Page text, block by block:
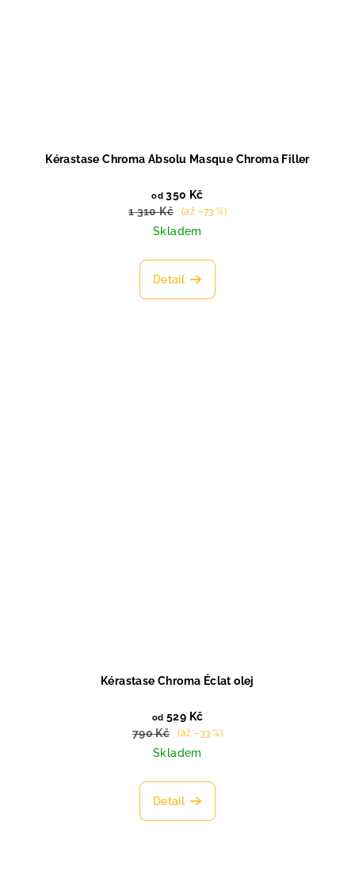
Kérastase Chroma Absolu Masque Chroma Filler
od 350 Kč
1 310 Kč
(až –73 %)
Skladem
Detail
Kérastase Chroma Éclat olej
od 529 Kč
790 Kč
(až –33 %)
Skladem
Detail